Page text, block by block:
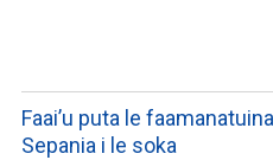
Faai’u puta le
Sepania i le soka